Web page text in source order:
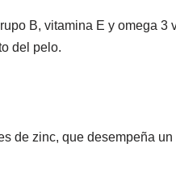
B, vitamina E y omega 3
del pelo.
de zinc, que desempeña un